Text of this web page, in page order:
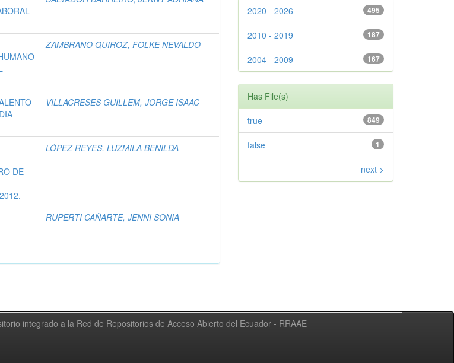
ZAMBRANO QUIROZ, FOLKE NEVALDO
VILLACRESES GUILLEM, JORGE ISAAC
DE
LÓPEZ REYES, LUZMILA BENILDA
RUPERTI CAÑARTE, JENNI SONIA
495
2020 - 2026
187
2010 - 2019
167
2004 - 2009
Has File(s)
849
true
1
false
next >
integrado a la Red de Repositorios de Acceso Abierto del Ecuador - RRAAE